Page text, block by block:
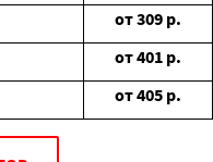
от309 р.
от401 р.
от405 р.